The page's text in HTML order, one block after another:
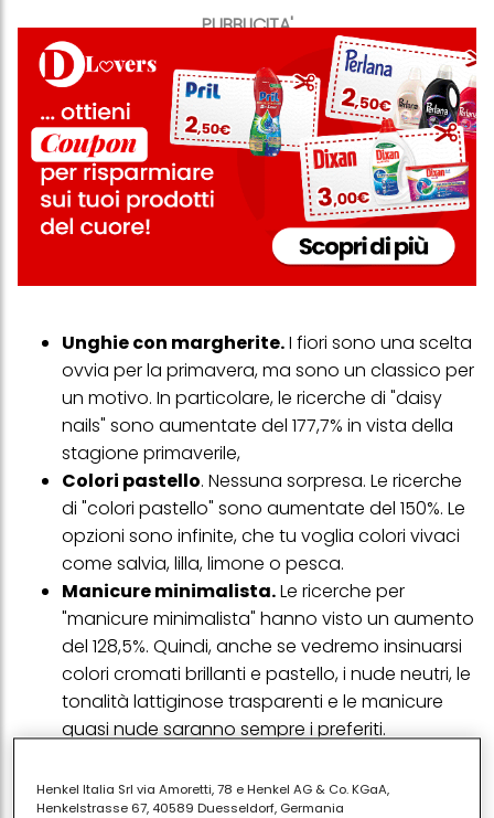
PUBBLICITA'
Unghie con margherite.I fiori sono una scelta
ovvia per la primavera, ma sono un classico per
un motivo. In particolare, le ricerche di "daisy
nails" sono aumentate del 177,7% in vista della
stagione primaverile,
Colori pastello. Nessuna sorpresa. Le ricerche
di "colori pastello" sono aumentate del 150%. Le
opzioni sono infinite, che tu voglia colori vivaci
come salvia, lilla, limone o pesca.
Manicure minimalista.Le ricerche per
"manicure minimalista" hanno visto un aumento
del 128,5%. Quindi, anche se vedremo insinuarsi
colori cromati brillanti e pastello, i nude neutri, le
tonalità lattiginose trasparenti e le manicure
quasi nude saranno sempre i preferiti.
ragazze fragola tornerà con sicurezza e le
ricerche per "unghie fragola" sono già
Henkel Italia Srl via Amoretti, 78 e Henkel AG & Co. KGaA,
Henkelstrasse 67, 40589 Duesseldorf, Germania